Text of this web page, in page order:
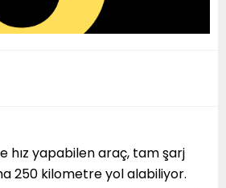
hız yapabilen araç, tam şarj
250 kilometre yol alabiliyor.